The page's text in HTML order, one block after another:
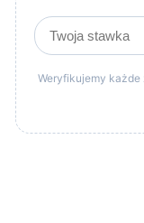
Weryfikujemy każde